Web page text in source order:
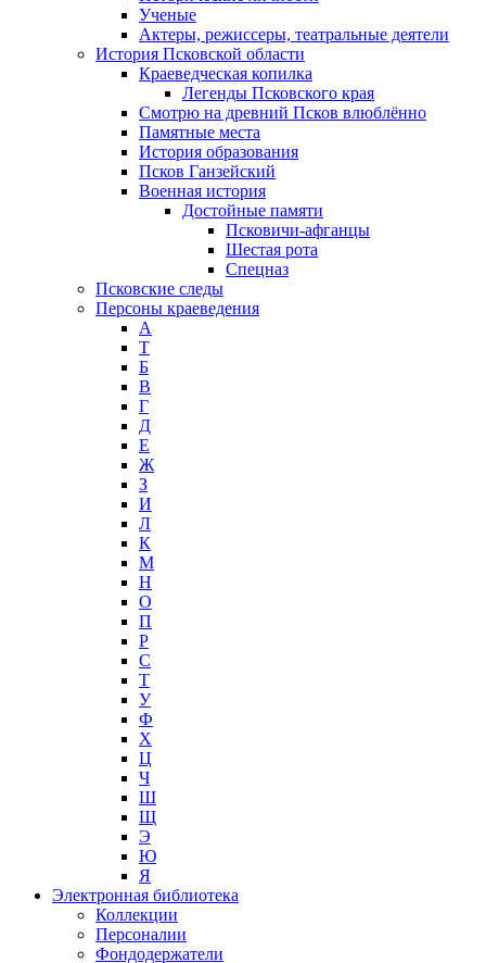
Ученые
Актеры, режиссеры, театральные деятели
История Псковской области
Краеведческая копилка
Легенды Псковского края
Смотрю на древний Псков влюблённо
Памятные места
История образования
Псков Ганзейский
Военная история
Достойные памяти
Псковичи-афганцы
Шестая рота
Спецназ
Псковские следы
Персоны краеведения
А
T
Б
В
Г
Д
Е
Ж
З
И
Л
К
М
Н
О
П
Р
С
Т
У
Ф
Х
Ц
Ч
Ш
Щ
Э
Ю
Я
Электронная библиотека
Коллекции
Персоналии
Фондодержатели